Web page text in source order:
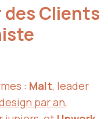
Clients
: Malt, leader
par an,